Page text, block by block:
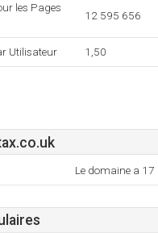
les Pages
12 595 656
Utilisateur 1,50
Le domaine a 17